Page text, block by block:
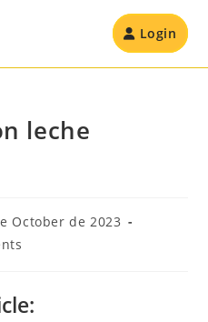
Login
leche
October de 2023